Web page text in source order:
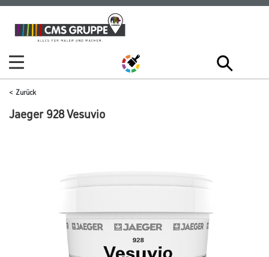
Zum
Inhalt
Zum
Navigationsmenü
Zurück
Jaeger 928 Vesuvio